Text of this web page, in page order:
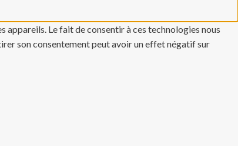
Le fait de consentir à ces technologies nous
son consentement peut avoir un effet négatif sur